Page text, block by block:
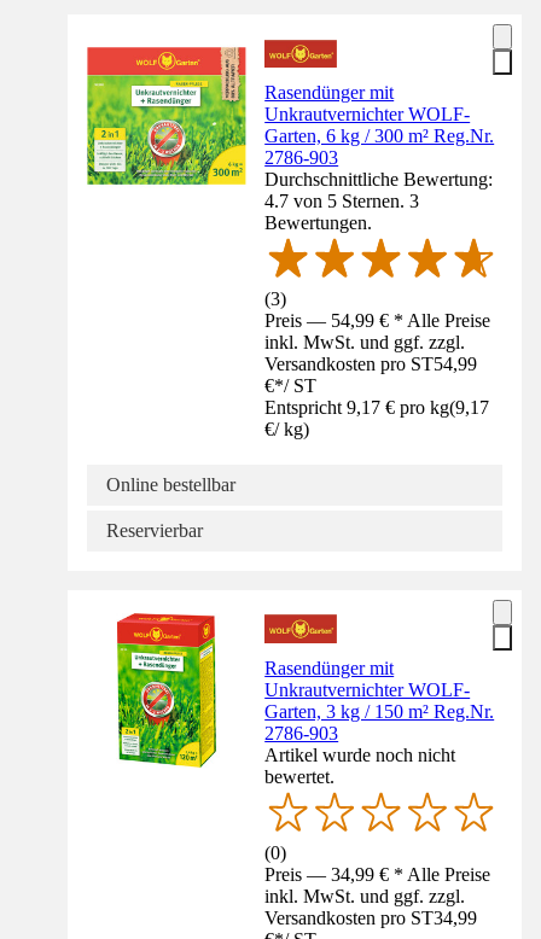
Rasendünger mit
Unkrautvernichter WOLF-
Garten, 6 kg / 300 m² Reg.Nr.
2786-903
Durchschnittliche Bewertung:
4.7 von 5 Sternen. 3
Bewertungen.
(3)
Preis — 54,99 € * Alle Preise
inkl. MwSt. und ggf. zzgl.
Versandkosten pro ST54,99
€*/ ST
Entspricht 9,17 € pro kg(9,17
€/ kg)
Online bestellbar
Reservierbar
Rasendünger mit
Unkrautvernichter WOLF-
Garten, 3 kg / 150 m² Reg.Nr.
2786-903
Artikel wurde noch nicht
bewertet.
(0)
Preis — 34,99 € * Alle Preise
inkl. MwSt. und ggf. zzgl.
Versandkosten pro ST34,99